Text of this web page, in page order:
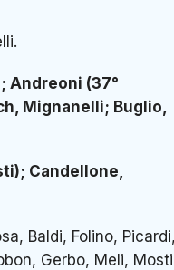
Andreoni (37°
Mignanelli; Buglio,
Candellone,
Baldi, Folino,
Gerbo, Meli,